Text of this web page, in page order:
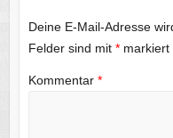
Deine E-Mail-Adresse
Felder sind mit *markiert
Kommentar *